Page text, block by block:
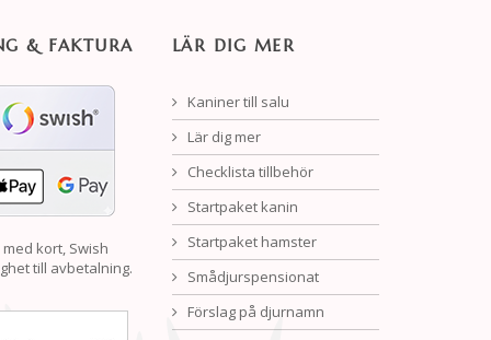
& FAKTURA
kort, Swish
till avbetalning.
LÄR DIG MER
Kaniner till salu
Lär dig mer
Checklista tillbehör
Startpaket kanin
Startpaket hamster
Smådjurspensionat
Förslag på djurnamn